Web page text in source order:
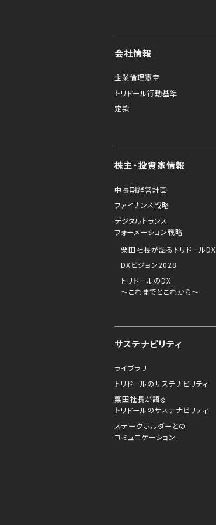
会社情報
企業倫理憲章
トリドール行動基準
定款
株主・投資家情報
中長期経営計画
ファイナンス戦略
デジタルトランス
フォーメーション戦略
粟田社長が語るトリドールDX
DXビジョン2028
トリドールのDX
～これまでとこれから～
サステナビリティ
ライブラリ
トリドールのサステナビリティ
粟田社長が語る
トリドールのサステナビリティ
ステークホルダーとの
コミュニケーション